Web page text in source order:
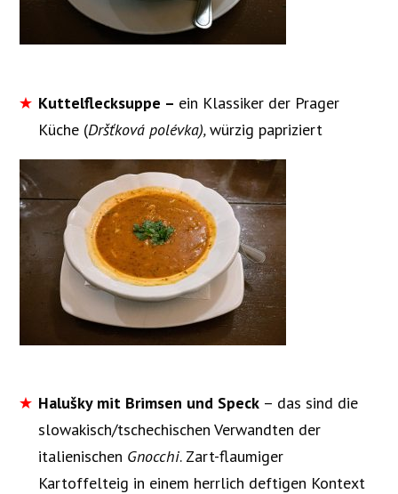
Kuttelflecksuppe – ein Klassiker der Prager
Küche (Dršťková polévka),würzig papriziert
Halušky mit Brimsen und Speck – das sind die
slowakisch/tschechischen Verwandten der
italienischen Gnocchi. Zart-flaumiger
Kartoffelteig in einem herrlich deftigen Kontext